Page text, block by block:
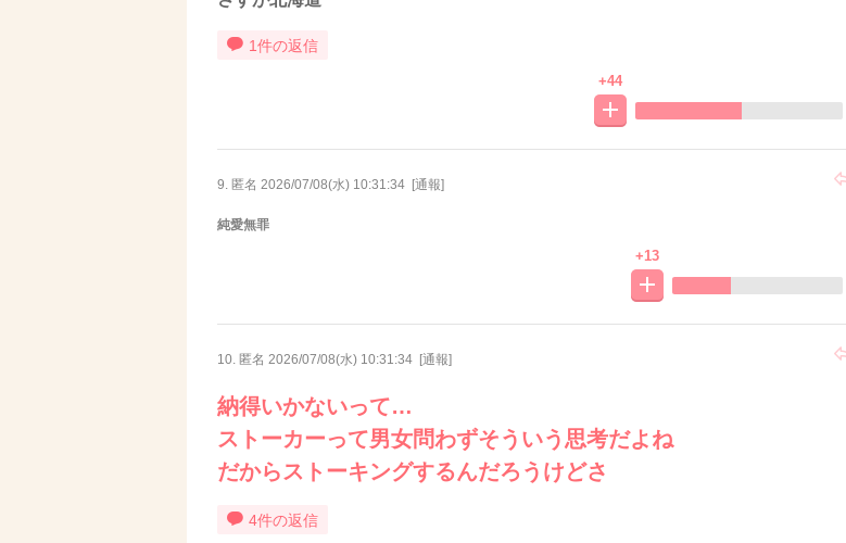
1件の返信
+44
9. 匿名 2026/07/08(水) 10:31:34 [通報]
純愛無罪
+13
10. 匿名 2026/07/08(水) 10:31:34 [通報]
納得いかないって…
ストーカーって男女問わずそういう思考だよね
だからストーキングするんだろうけどさ
4件の返信